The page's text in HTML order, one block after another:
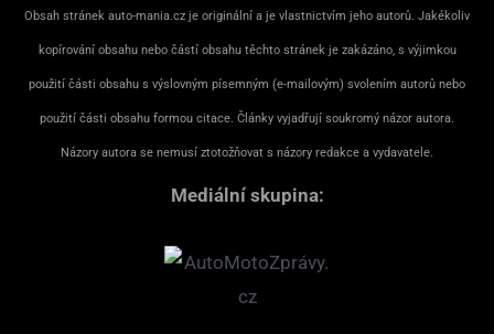
Obsah stránek auto-mania.cz je originální a je vlastnictvím jeho autorů. Jakékoliv
kopírování obsahu nebo částí obsahu těchto stránek je zakázáno, s výjimkou
použití části obsahu s výslovným písemným (e-mailovým) svolením autorů nebo
použití části obsahu formou citace. Články vyjadřují soukromý názor autora.
Názory autora se nemusí ztotožňovat s názory redakce a vydavatele.
Mediální skupina: